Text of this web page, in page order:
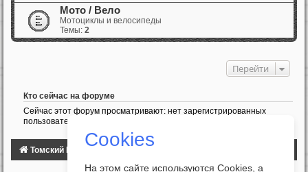
Мото / Вело
Мотоциклы и велосипеды
Темы: 2
Перейти
Кто сейчас на форуме
Сейчас этот форум просматривают: нет зарегистрированных
пользователей и 1 гость
Томский Клуб Автомобилистов
Cookies
На этом сайте используются Cookies, а